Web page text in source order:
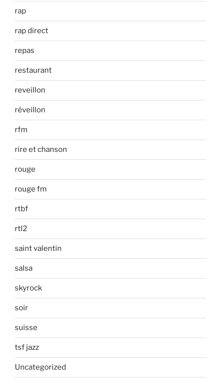
rap
rap direct
repas
restaurant
reveillon
réveillon
rfm
rire et chanson
rouge
rouge fm
rtbf
rtl2
saint valentin
salsa
skyrock
soir
suisse
tsf jazz
Uncategorized